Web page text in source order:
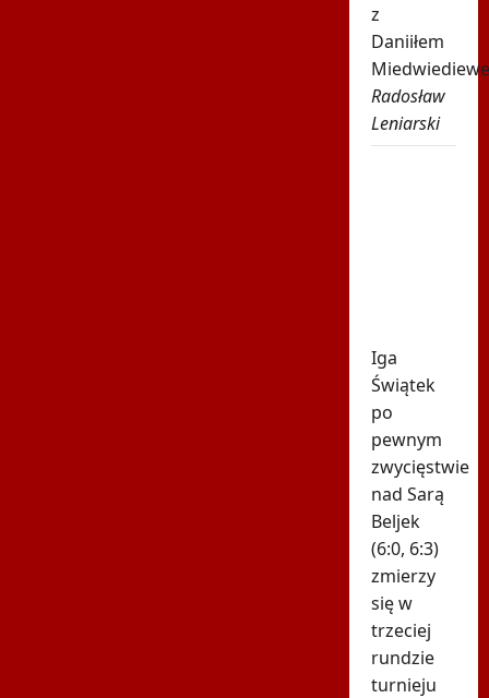
z
Daniiłem
Radosław
Leniarski
Iga
Świątek
po
pewnym
zwycięstwie
nad Sarą
Beljek
(6:0, 6:3)
zmierzy
się w
trzeciej
rundzie
turnieju